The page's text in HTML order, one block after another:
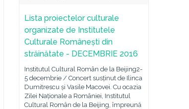
Lista proiectelor culturale
organizate de Institutele
Culturale Românești din
străinătate - DECEMBRIE 2016
Institutul Cultural Român de la Beijing2-
5 decembrie / Concert susținut de Ilinca
Dumitrescu și Vasile Macovei. Cu ocazia
Zilei Naționale a României, Institutul
Cultural Român de la Beijing, împreună